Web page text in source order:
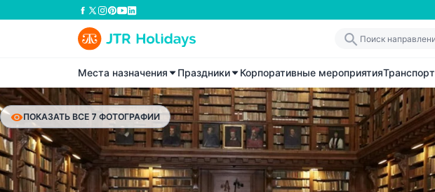
Места назначения Праздники Корпоративные мероприятияТранспорт
ПОКАЗАТЬ ВСЕ 7 ФОТОГРАФИИ